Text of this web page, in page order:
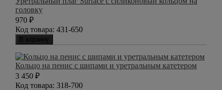
головку
970 ₽
Код товара: 431-650
В корзину
Кольцо на пенис с шипами и уретральным катетером
3 450 ₽
Код товара: 318-700